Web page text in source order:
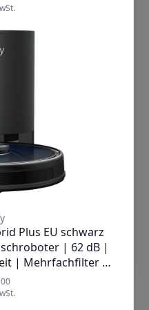
sich durch ihr
deutlich von
Meisterwerk,
Element in
Ergonomisch
derS1 Promit
Touchpanel
wir uns
und